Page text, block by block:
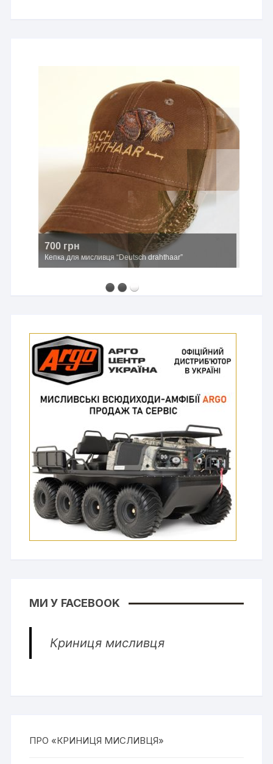
700 грн
Кепка для мисливця “Deutsch drahthaar”
МИ У FACEBOOK
Криниця мисливця
ПРО «КРИНИЦЯ МИСЛИВЦЯ»